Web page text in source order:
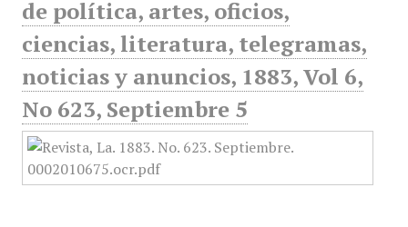
de política, artes, oficios,
ciencias, literatura, telegramas,
noticias y anuncios, 1883, Vol 6,
No 623, Septiembre 5